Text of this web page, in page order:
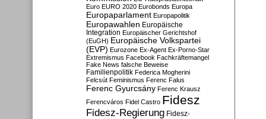
Euro EURO 2020 Eurobonds Europa
Europaparlament Europapolitik
Europawahlen Europäische
Integration Europäischer Gerichtshof
(EuGH) Europäische Volkspartei
(EVP) Eurozone Ex-Agent Ex-Porno-Star
Extremismus Facebook Fachkräftemangel
Fake News falsche Beweise
Familienpolitik Federica Mogherini
Felcsút Feminismus Ferenc Falus
Ferenc Gyurcsány Ferenc Krausz
Ferencváros Fidel Castro Fidesz
Fidesz-Regierung Fidesz-